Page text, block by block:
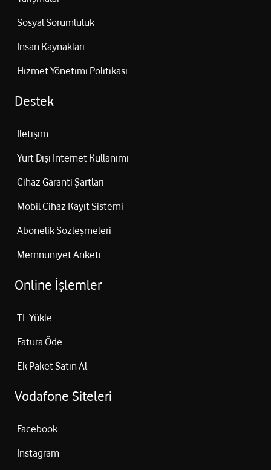
Sosyal Sorumluluk
İnsan Kaynakları
Hizmet Yönetimi Politikası
Destek
İletişim
Yurt Dışı İnternet Kullanımı
Cihaz Garanti Şartları
Mobil Cihaz Kayıt Sistemi
Abonelik Sözleşmeleri
Memnuniyet Anketi
Online İşlemler
TL Yükle
Fatura Öde
Ek Paket Satın Al
Vodafone Siteleri
Facebook
Instagram